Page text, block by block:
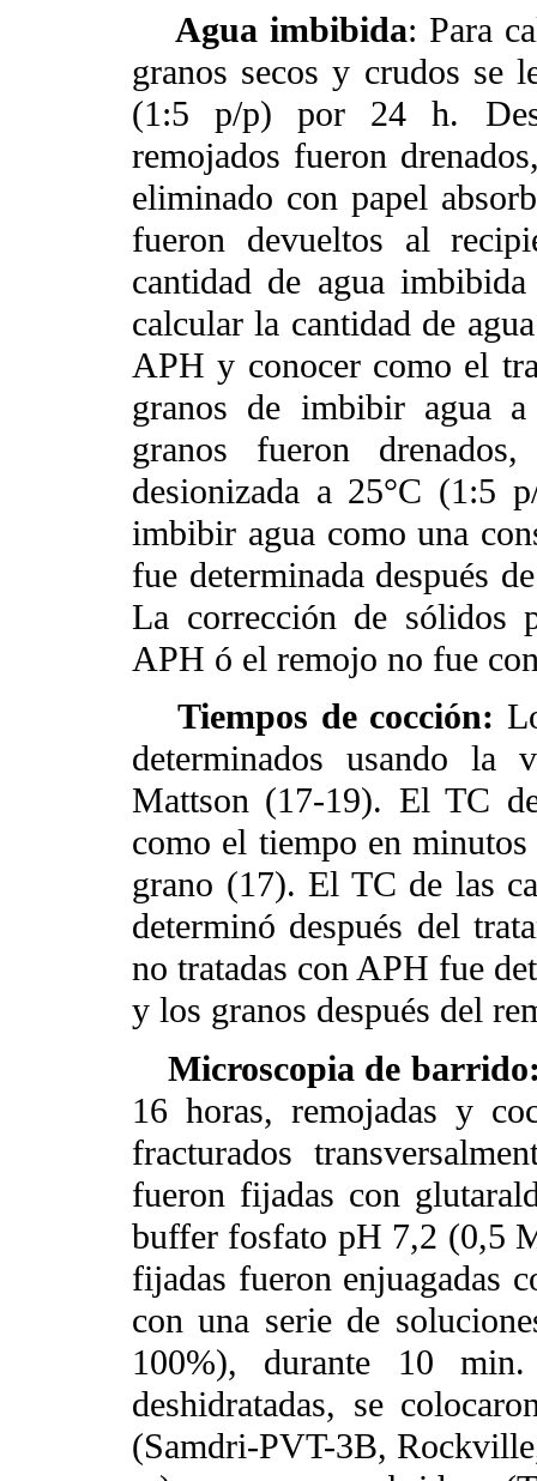
Agua imbibida: Para
granos secos y crudos se
(1:5 p/p) por 24 h.
remojados fueron
eliminado con papel
fueron devueltos al
cantidad de agua
calcular la cantidad de
APH y conocer como el
granos de imbibir agua
granos fueron
desionizada a 25°C (1:5
imbibir agua como una
fue determinada después
La corrección de sólidos
APH ó el remojo no fue
Tiempos de cocción:
determinados usando
Mattson (17-19). El TC
como el tiempo en
grano (17). El TC de las
determinó después del
no tratadas con APH fue
y los granos después del
Microscopia de
16 horas, remojadas y
fracturados
fueron fijadas con
buffer fosfato pH 7,2 (0,5
fijadas fueron enjuagadas
con una serie de
100%), durante 10
deshidratadas, se
(Samdri-PVT-3B,